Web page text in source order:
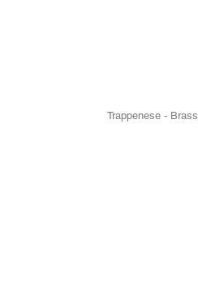
Trappenese - Brass